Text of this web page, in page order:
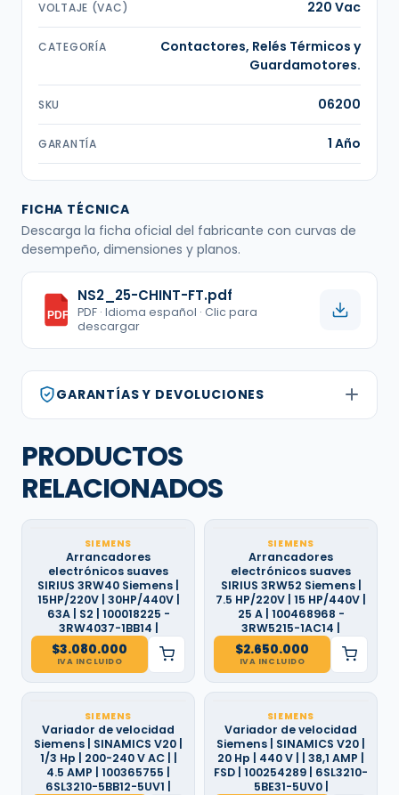
VOLTAJE (VAC) 220 Vac
CATEGORÍA
Contactores, Relés Térmicos y
Guardamotores.
SKU 06200
GARANTÍA 1 Año
FICHA TÉCNICA
Descarga la ficha oficial del fabricante con curvas de
desempeño, dimensiones y planos.
PDF
NS2_25-CHINT-FT.pdf
PDF · Idioma español · Clic para
descargar
GARANTÍAS Y DEVOLUCIONES
PRODUCTOS
RELACIONADOS
SIEMENS
Arrancadores
electrónicos suaves
SIRIUS 3RW40 Siemens |
15HP/220V | 30HP/440V |
63A | S2 | 100018225 -
3RW4037-1BB14 |
$3.080.000
IVA INCLUIDO
SIEMENS
Arrancadores
electrónicos suaves
SIRIUS 3RW52 Siemens |
7.5 HP/220V | 15 HP/440V |
25 A | 100468968 -
3RW5215-1AC14 |
$2.650.000
IVA INCLUIDO
SIEMENS
Variador de velocidad
Siemens | SINAMICS V20 |
1/3 Hp | 200-240 V AC | |
4.5 AMP | 100365755 |
6SL3210-5BB12-5UV1 |
SIEMENS
Variador de velocidad
Siemens | SINAMICS V20 |
20 Hp | 440 V | | 38,1 AMP |
FSD | 100254289 | 6SL3210-
5BE31-5UV0 |